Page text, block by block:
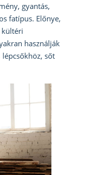
gyantás,
fatípus. Előnye,
kültéri
használják
sőt